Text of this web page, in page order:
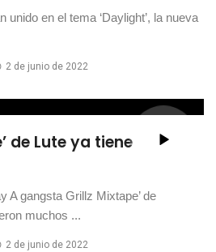
unido en el tema ‘Daylight’, la nueva
2 de junio de 2022
de Lute ya tiene
A gangsta Grillz Mixtape’ de
muchos ...
2 de junio de 2022